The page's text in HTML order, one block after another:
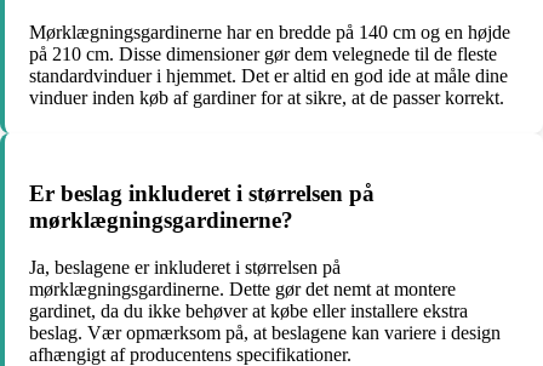
Mørklægningsgardinerne har en bredde på 140 cm og en højde
på 210 cm. Disse dimensioner gør dem velegnede til de fleste
standardvinduer i hjemmet. Det er altid en god ide at måle dine
vinduer inden køb af gardiner for at sikre, at de passer korrekt.
Er beslag inkluderet i størrelsen på
mørklægningsgardinerne?
Ja, beslagene er inkluderet i størrelsen på
mørklægningsgardinerne. Dette gør det nemt at montere
gardinet, da du ikke behøver at købe eller installere ekstra
beslag. Vær opmærksom på, at beslagene kan variere i design
afhængigt af producentens specifikationer.